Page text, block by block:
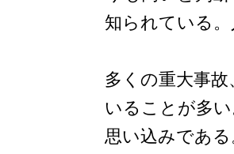
知られている
多くの重大事
いることが多
思い込みであ